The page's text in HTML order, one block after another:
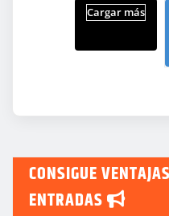
Cargar más
CONSIGUE
ENTRADAS